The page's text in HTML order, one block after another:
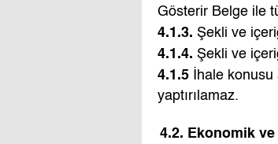
Gösterir Belge ile
4.1.3. Şekli ve
4.1.4. Şekli ve
4.1.5 İhale konusu
yaptırılamaz.
4.2. Ekonomik